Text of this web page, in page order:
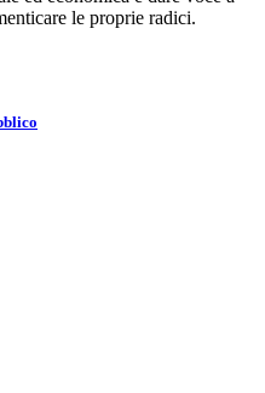
le proprie radici.